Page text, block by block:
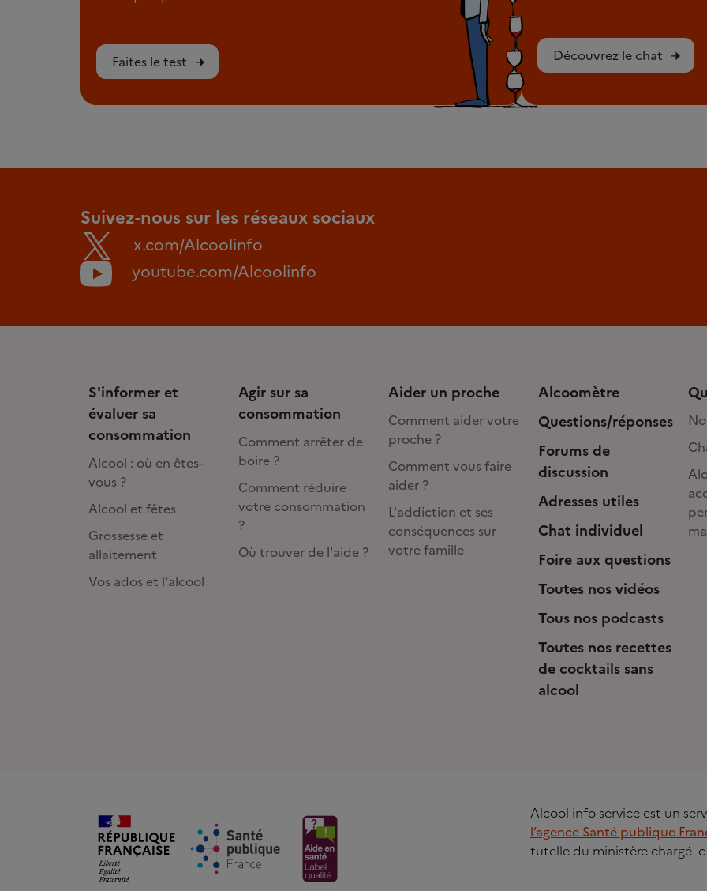
Faites le test Découvrez le chat
Suivez-nous sur les réseaux sociaux
x.com/Alcoolinfo
youtube.com/Alcoolinfo
S'informer et
évaluer sa
consommation
Alcool : où en êtes-
vous ?
Alcool et fêtes
Grossesse et
allaitement
Vos ados et l'alcool
Agir sur sa
consommation
Comment arrêter de
boire ?
Comment réduire
votre consommation
?
Où trouver de l'aide ?
Aider un proche
Comment aider votre
proche ?
Comment vous faire
aider ?
L'addiction et ses
conséquences sur
votre famille
Alcoomètre
Questions/réponses
Forums de
discussion
Adresses utiles
Chat individuel
Foire aux questions
Toutes nos vidéos
Tous nos podcasts
Toutes nos recettes
de cocktails sans
alcool
Alcool info service est un
l’agence Santé publique
tutelle du ministère chargé